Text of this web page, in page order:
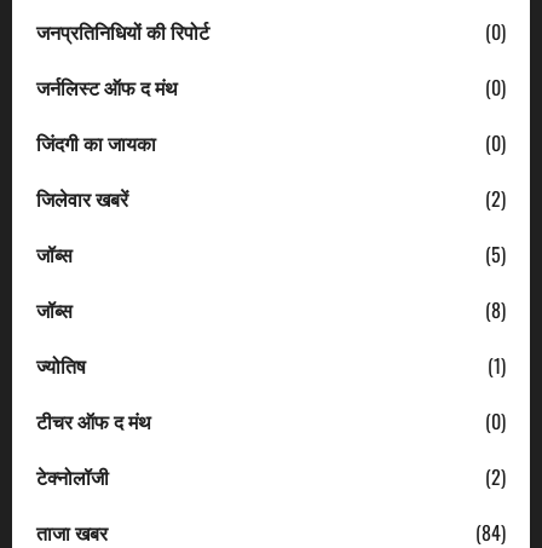
जनप्रतिनिधियों की रिपोर्ट
(0)
जर्नलिस्ट ऑफ द मंथ
(0)
जिंदगी का जायका
(0)
जिलेवार खबरें
(2)
जॉब्स
(5)
जॉब्स
(8)
ज्योतिष
(1)
टीचर ऑफ द मंथ
(0)
टेक्नोलॉजी
(2)
ताजा खबर
(84)